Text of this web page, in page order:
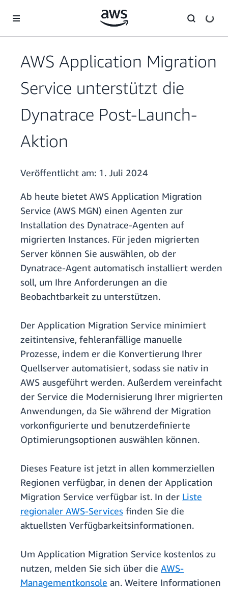
Überspringen zum Hauptinhalt
AWS Application Migration
Service unterstützt die
Dynatrace Post-Launch-
Aktion
Veröffentlicht am: 1. Juli 2024
Ab heute bietet AWS Application Migration
Service (AWS MGN) einen Agenten zur
Installation des Dynatrace-Agenten auf
migrierten Instances. Für jeden migrierten
Server können Sie auswählen, ob der
Dynatrace-Agent automatisch installiert werden
soll, um Ihre Anforderungen an die
Beobachtbarkeit zu unterstützen.
Der Application Migration Service minimiert
zeitintensive, fehleranfällige manuelle
Prozesse, indem er die Konvertierung Ihrer
Quellserver automatisiert, sodass sie nativ in
AWS ausgeführt werden. Außerdem vereinfacht
der Service die Modernisierung Ihrer migrierten
Anwendungen, da Sie während der Migration
vorkonfigurierte und benutzerdefinierte
Optimierungsoptionen auswählen können.
Dieses Feature ist jetzt in allen kommerziellen
Regionen verfügbar, in denen der Application
Migration Service verfügbar ist. In der Liste
regionaler AWS-Services finden Sie die
aktuellsten Verfügbarkeitsinformationen.
Um Application Migration Service kostenlos zu
nutzen, melden Sie sich über die AWS-
Managementkonsole an. Weitere Informationen